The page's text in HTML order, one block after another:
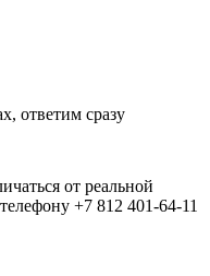
ответим сразу
от реальной
+7 812 401-64-11